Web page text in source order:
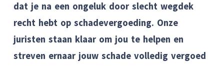
dat je na een ongeluk door slecht wegdek
recht hebt op schadevergoeding. Onze
juristen staan klaar om jou te helpen en
streven ernaar jouw schade volledig vergoed